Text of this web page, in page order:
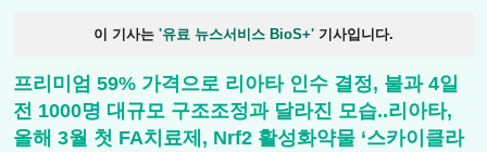
이 기사는 '유료 뉴스서비스 BioS+' 기사입니다.
프리미엄 59% 가격으로 리아타 인수 결정, 불과 4일
전 1000명 대규모 구조조정과 달라진 모습..리아타,
올해 3월 첫 FA치료제, Nrf2 활성화약물 ‘스카이클라